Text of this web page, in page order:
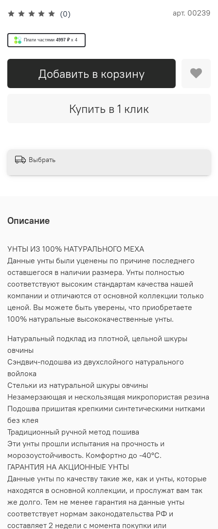
(0) арт. 00239
Плати частями 4997 ₽ x 4
Добавить в корзину
Купить в 1 клик
Выбрать
Описание
УНТЫ ИЗ 100% НАТУРАЛЬНОГО МЕХА
Данные унты были уценены по причине последнего
оставшегося в наличии размера. Унты полностью
соответствуют высоким стандартам качества нашей
компании и отличаются от основной коллекции только
ценой. Вы можете быть уверены, что приобретаете
100% натуральные высококачественные унты.
Натуральный подклад из плотной, цельной шкуры
овчины
Сэндвич-подошва из двухслойного натурального
войлока
Стельки из натуральной шкуры овчины
Незамерзающая и нескользящая микропористая резина
Подошва пришитая крепкими синтетическими нитками
без клея
Традиционный ручной метод пошива
Эти унты прошли испытания на прочность и
морозоустойчивость. Комфортно до -40°C.
ГАРАНТИЯ НА АКЦИОННЫЕ УНТЫ
Данные унты по качеству такие же, как и унты, которые
находятся в основной коллекции, и прослужат вам так
же долго. Тем не менее гарантия на данные унты
соответствует нормам законодательства РФ и
составляет 2 недели с момента покупки или